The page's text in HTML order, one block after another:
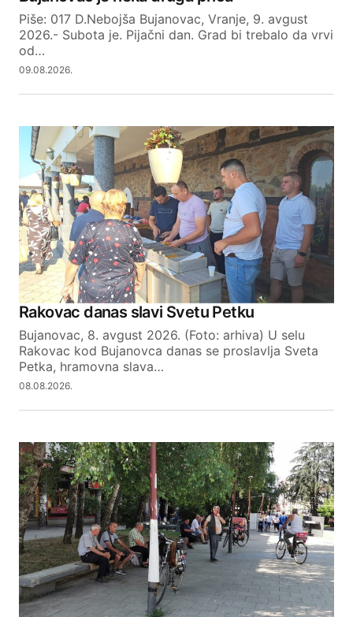
Required fields are marked
Your Name
Your E-mail
SUBMIT COMMENT
Piše: 017 D.Nebojša Bujanovac, Vranje, 9. avgust
2026.- Subota je. Pijačni dan. Grad bi trebalo da vrvi
od…
09.08.2026.
Rakovac danas slavi Svetu Petku
Bujanovac, 8. avgust 2026. (Foto: arhiva) U selu
Rakovac kod Bujanovca danas se proslavlja Sveta
Petka, hramovna slava…
08.08.2026.